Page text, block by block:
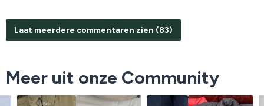
Laat meerdere commentaren zien (83)
Meer uit onze Community